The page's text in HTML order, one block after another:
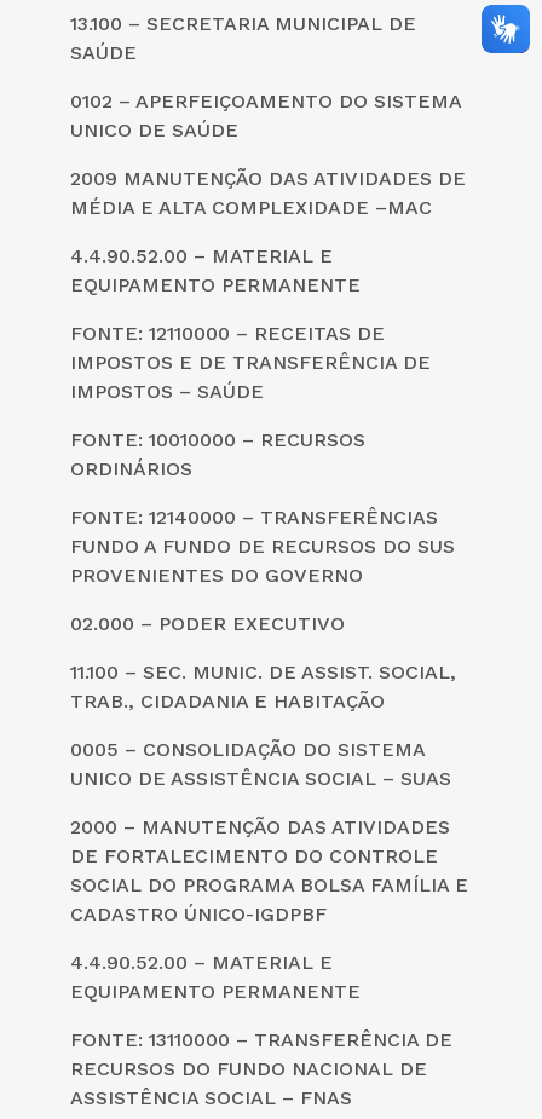
13.100 – SECRETARIA MUNICIPAL DE
SAÚDE
0102 – APERFEIÇOAMENTO DO SISTEMA
UNICO DE SAÚDE
2009 MANUTENÇÃO DAS ATIVIDADES DE
MÉDIA E ALTA COMPLEXIDADE –MAC
4.4.90.52.00 – MATERIAL E
EQUIPAMENTO PERMANENTE
FONTE: 12110000 – RECEITAS DE
IMPOSTOS E DE TRANSFERÊNCIA DE
IMPOSTOS – SAÚDE
FONTE: 10010000 – RECURSOS
ORDINÁRIOS
FONTE: 12140000 – TRANSFERÊNCIAS
FUNDO A FUNDO DE RECURSOS DO SUS
PROVENIENTES DO GOVERNO
02.000 – PODER EXECUTIVO
11.100 – SEC. MUNIC. DE ASSIST. SOCIAL,
TRAB., CIDADANIA E HABITAÇÃO
0005 – CONSOLIDAÇÃO DO SISTEMA
UNICO DE ASSISTÊNCIA SOCIAL – SUAS
2000 – MANUTENÇÃO DAS ATIVIDADES
DE FORTALECIMENTO DO CONTROLE
SOCIAL DO PROGRAMA BOLSA FAMÍLIA E
CADASTRO ÚNICO-IGDPBF
4.4.90.52.00 – MATERIAL E
EQUIPAMENTO PERMANENTE
FONTE: 13110000 – TRANSFERÊNCIA DE
RECURSOS DO FUNDO NACIONAL DE
ASSISTÊNCIA SOCIAL – FNAS